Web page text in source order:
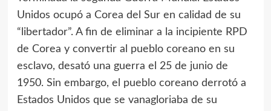
Unidos ocupó a Corea del Sur en calidad de su
“libertador”. A fin de eliminar a la incipiente RPD
de Corea y convertir al pueblo coreano en su
esclavo, desató una guerra el 25 de junio de
1950. Sin embargo, el pueblo coreano derrotó a
Estados Unidos que se vanagloriaba de su